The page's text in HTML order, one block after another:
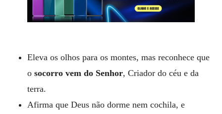
Eleva os olhos para os montes, mas reconhece que
o socorro vem do Senhor, Criador do céu e da
terra.
Afirma que Deus não dorme nem cochila, e